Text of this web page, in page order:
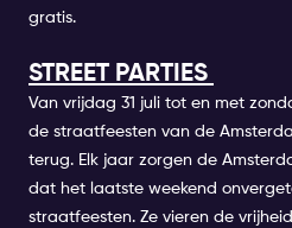
gratis.
STREET PARTIES
Van vrijdag 31 juli tot en met
de straatfeesten van de
terug. Elk jaar zorgen de
dat het laatste weekend
straatfeesten. Ze vieren de